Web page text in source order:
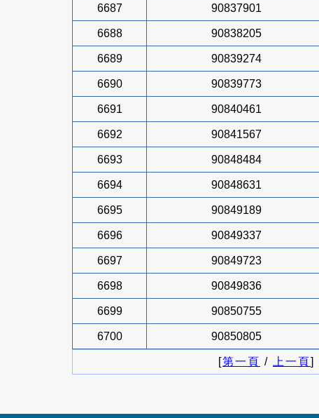
6687 90837901
6688 90838205
6689 90839274
6690 90839773
6691 90840461
6692 90841567
6693 90848484
6694 90848631
6695 90849189
6696 90849337
6697 90849723
6698 90849836
6699 90850755
6700 90850805
[第一頁 / 上一頁]